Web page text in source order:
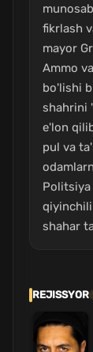
fikrlash
mayor
Ammo
bo'lishi
shahrini
e'lon
pul va
shahar
REJISSYOR